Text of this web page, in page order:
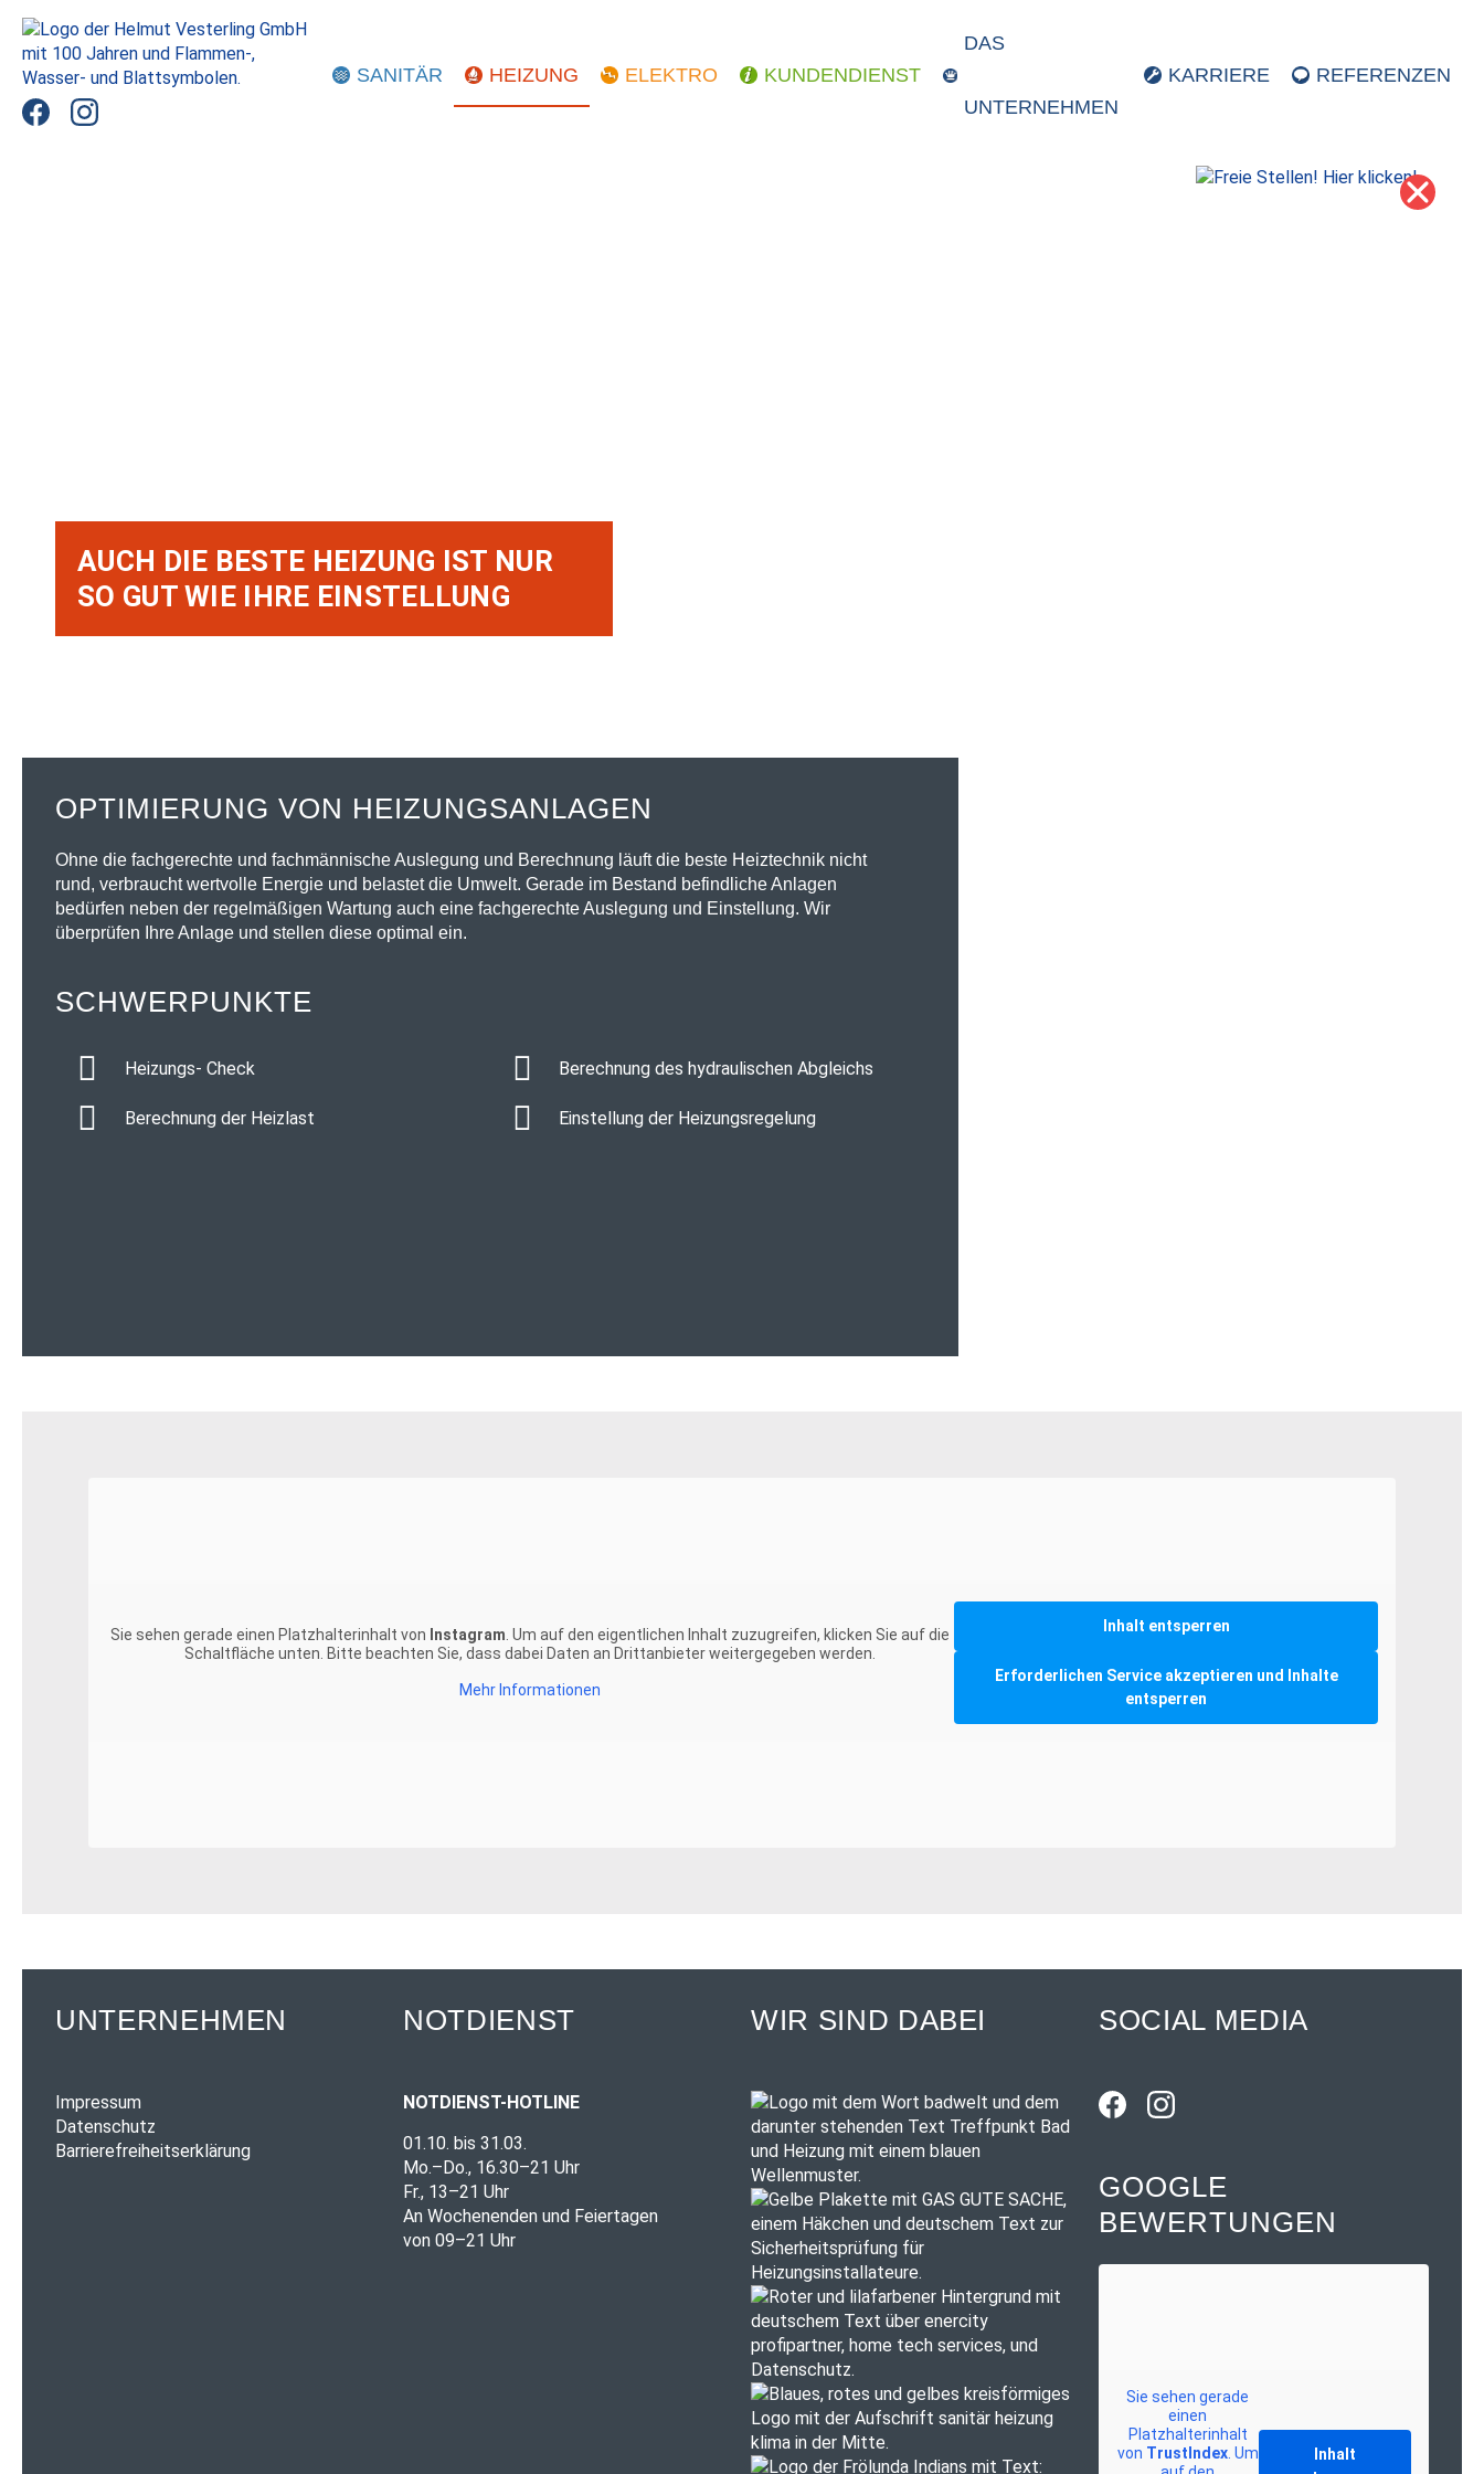
SANITÄR HEIZUNG ELEKTRO KUNDENDIENST
DAS
UNTERNEHMEN
KARRIERE REFERENZEN
AUCH DIE BESTE HEIZUNG IST NUR
SO GUT WIE IHRE EINSTELLUNG
OPTIMIERUNG VON HEIZUNGSANLAGEN
Ohne die fachgerechte und fachmännische Auslegung und Berechnung läuft die beste Heiztechnik nicht
rund, verbraucht wertvolle Energie und belastet die Umwelt. Gerade im Bestand befindliche Anlagen
bedürfen neben der regelmäßigen Wartung auch eine fachgerechte Auslegung und Einstellung. Wir
überprüfen Ihre Anlage und stellen diese optimal ein.
SCHWERPUNKTE
Heizungs- Check
Berechnung der Heizlast
Berechnung des hydraulischen Abgleichs
Einstellung der Heizungsregelung
Sie sehen gerade einen Platzhalterinhalt von Instagram . Um auf den eigentlichen Inhalt zuzugreifen, klicken Sie auf die
Schaltfläche unten. Bitte beachten Sie, dass dabei Daten an Drittanbieter weitergegeben werden.
Mehr Informationen
Inhalt entsperren
Erforderlichen Service akzeptieren und Inhalte
entsperren
UNTERNEHMEN
Impressum
Datenschutz
Barrierefreiheitserklärung
NOTDIENST
NOTDIENST-HOTLINE
01.10. bis 31.03.
Mo.–Do., 16.30–21 Uhr
Fr., 13–21 Uhr
An Wochenenden und Feiertagen
von 09–21 Uhr
WIR SIND DABEI SOCIAL MEDIA
GOOGLE
BEWERTUNGEN
Sie sehen gerade
einen
Platzhalterinhalt
von TrustIndex. Um
Inhalt